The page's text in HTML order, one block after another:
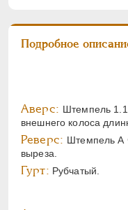
Подробное
Аверс: Штемпель
внешнего колоса
Реверс: Штемпель А
выреза.
Гурт: Рубчатый.